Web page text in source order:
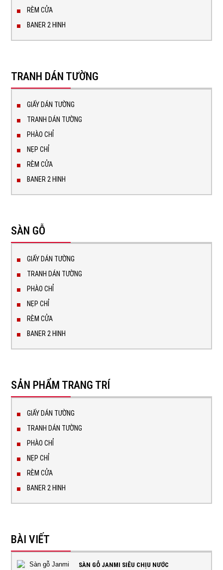
RÈM CỬA
BANER 2 HINH
TRANH DÁN TƯỜNG
GIẤY DÁN TƯỜNG
TRANH DÁN TƯỜNG
PHÀO CHỈ
NẸP CHỈ
RÈM CỬA
BANER 2 HINH
SÀN GỖ
GIẤY DÁN TƯỜNG
TRANH DÁN TƯỜNG
PHÀO CHỈ
NẸP CHỈ
RÈM CỬA
BANER 2 HINH
SẢN PHẨM TRANG TRÍ
GIẤY DÁN TƯỜNG
TRANH DÁN TƯỜNG
PHÀO CHỈ
NẸP CHỈ
RÈM CỬA
BANER 2 HINH
BÀI VIẾT
SÀN GỖ JANMI SIÊU CHỊU NƯỚC